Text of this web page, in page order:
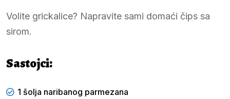
Volite grickalice? Napravite sami domaći čips sa
sirom.
Sastojci:
1 šolja naribanog parmezana